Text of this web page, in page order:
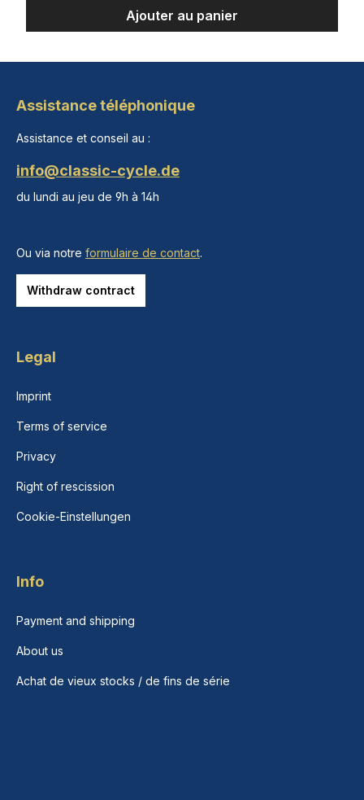
Ajouter au panier
Assistance téléphonique
Assistance et conseil au :
info@classic-cycle.de
du lundi au jeu de 9h à 14h
Ou via notre formulaire de contact.
Withdraw contract
Legal
Imprint
Terms of service
Privacy
Right of rescission
Cookie-Einstellungen
Info
Payment and shipping
About us
Achat de vieux stocks / de fins de série